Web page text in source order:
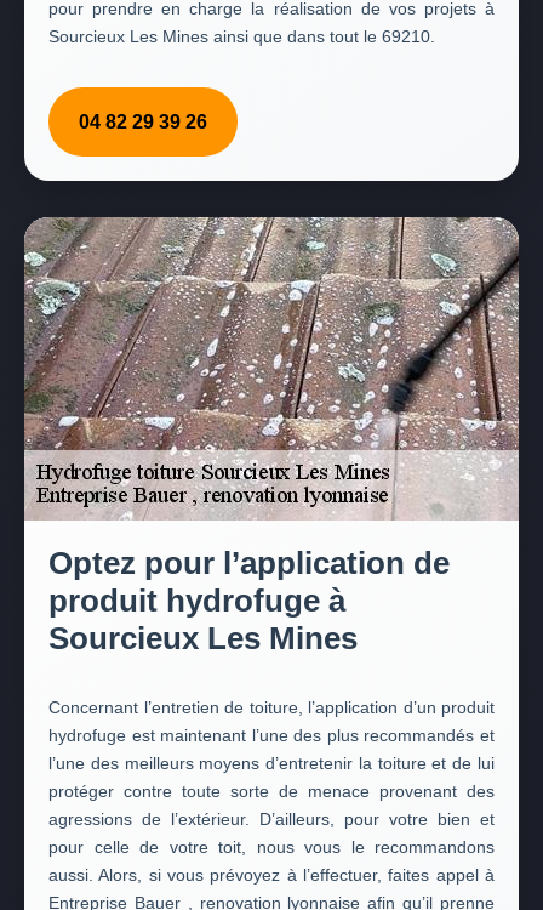
pour prendre en charge la réalisation de vos projets à
Sourcieux Les Mines ainsi que dans tout le 69210.
04 82 29 39 26
Optez pour l’application de
produit hydrofuge à
Sourcieux Les Mines
Concernant l’entretien de toiture, l’application d’un produit
hydrofuge est maintenant l’une des plus recommandés et
l’une des meilleurs moyens d’entretenir la toiture et de lui
protéger contre toute sorte de menace provenant des
agressions de l’extérieur. D’ailleurs, pour votre bien et
pour celle de votre toit, nous vous le recommandons
aussi. Alors, si vous prévoyez à l’effectuer, faites appel à
Entreprise Bauer , renovation lyonnaise afin qu’il prenne